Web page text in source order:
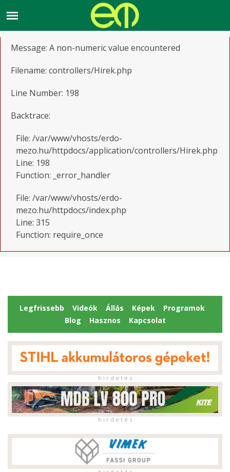
A PHP Error was encountered
Message: A non-numeric value encountered
Filename: controllers/Hirek.php
Line Number: 198
Backtrace:
File: /var/www/vhosts/erdo-
mezo.hu/httpdocs/application/controllers/Hirek.php
Line: 198
Function: _error_handler
File: /var/www/vhosts/erdo-
mezo.hu/httpdocs/index.php
Line: 315
Function: require_once
Legfrissebb Videók Állás Képek
Programok
Blog
Hasznos Kapcsolat
h i r d e t é s
h i r d e t é s